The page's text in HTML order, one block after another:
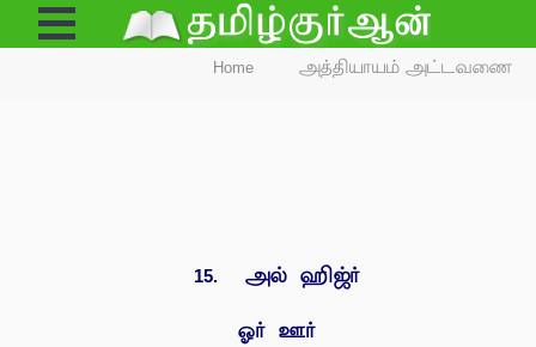
Open
Menu
Home அத்தியாயம் அட்டவணை
15.
அல் ஹிஜ்ர்
ஓர் ஊர்